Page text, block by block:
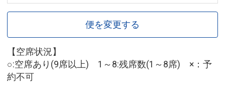
便を変更する
【空席状況】
○:空席あり(9席以上) 1～8:残席数(1～8席) ×：予
約不可